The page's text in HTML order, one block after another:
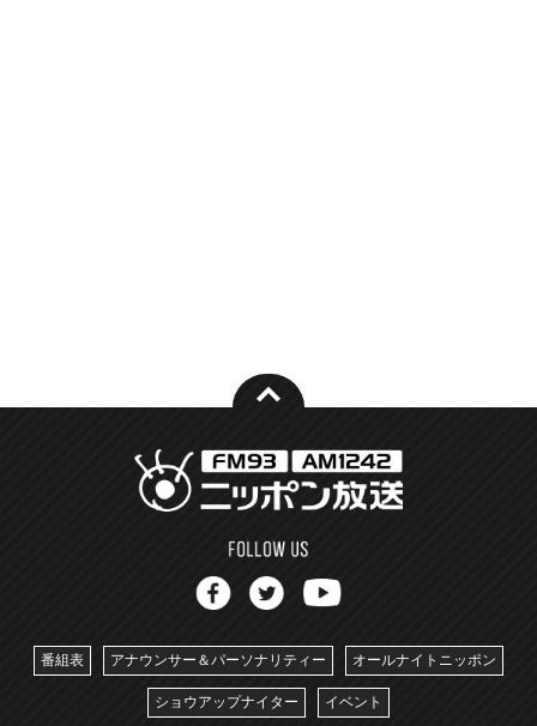
番組表 アナウンサー＆パーソナリティー オールナイトニッポン
ショウアップナイター イベント